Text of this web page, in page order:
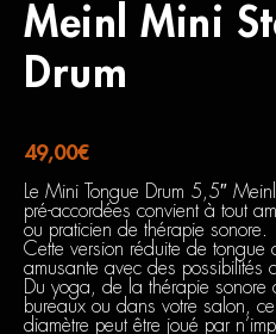
Meinl Mini
Drum
49,00€
Le Mini Tongue Drum 5,5″
pré-accordées convient à tout
ou praticien de thérapie sonore.
Cette version réduite de tongue
amusante avec des possibilités
Du yoga, de la thérapie
bureaux ou dans votre salon,
diamètre peut être joué par